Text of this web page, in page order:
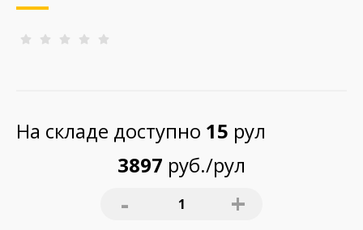
На складе доступно 15 рул
3897 руб./рул
- 1 +